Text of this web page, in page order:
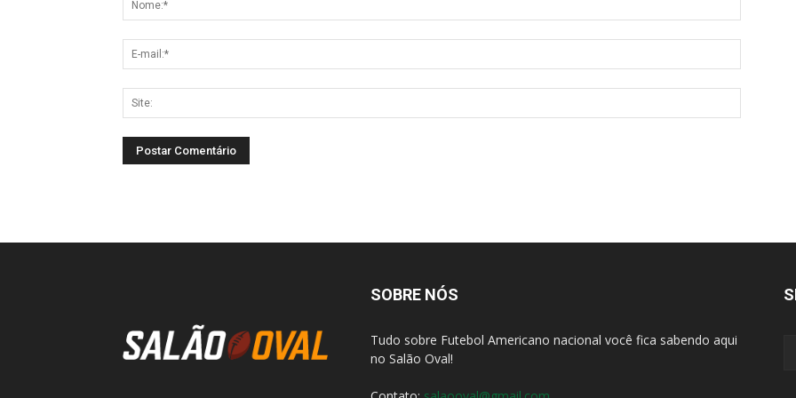
SOBRE NÓS
Tudo sobre Futebol Americano nacional você fica sabendo aqui
no Salão Oval!